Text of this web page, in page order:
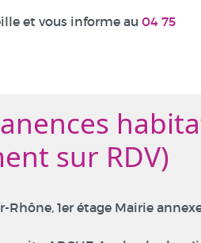
et vous informe au 04 75
sur RDV)
Rhône, 1er étage Mairie